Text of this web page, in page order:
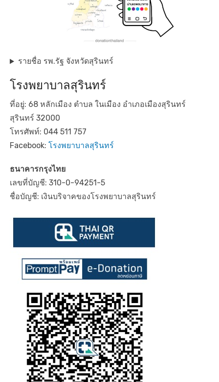
รายชื่อ รพ.รัฐ จังหวัดสุรินทร์
โรงพยาบาลสุรินทร์
ที่อยู่: 68 หลักเมือง ตำบล ในเมือง อำเภอเมืองสุรินทร์
สุรินทร์ 32000
โทรศัพท์: 044 511 757
Facebook: โรงพยาบาลสุรินทร์
ธนาคารกรุงไทย
เลขที่บัญชี: 310-0-94251-5
ชื่อบัญชี: เงินบริจาคของโรงพยาบาลสุรินทร์